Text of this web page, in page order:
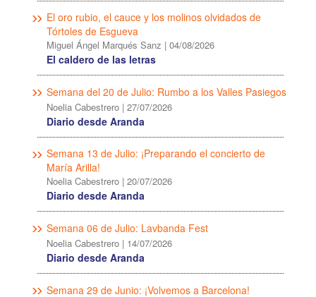
El oro rubio, el cauce y los molinos olvidados de
Tórtoles de Esgueva
Miguel Ángel Marqués Sanz | 04/08/2026
El caldero de las letras
Semana del 20 de Julio: Rumbo a los Valles Pasiegos
Noelia Cabestrero | 27/07/2026
Diario desde Aranda
Semana 13 de Julio: ¡Preparando el concierto de
María Arilla!
Noelia Cabestrero | 20/07/2026
Diario desde Aranda
Semana 06 de Julio: Lavbanda Fest
Noelia Cabestrero | 14/07/2026
Diario desde Aranda
Semana 29 de Junio: ¡Volvemos a Barcelona!